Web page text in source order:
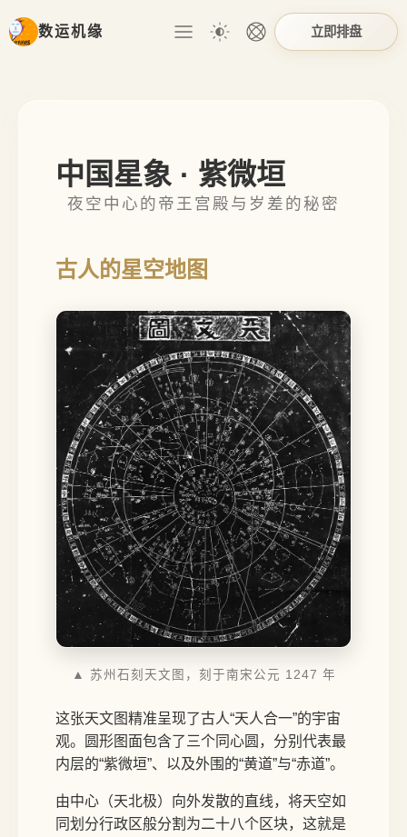
数运机缘 立即排盘
中国星象 · 紫微垣
夜空中心的帝王宫殿与岁差的秘密
古人的星空地图
▲ 苏州石刻天文图，刻于南宋公元 1247 年
这张天文图精准呈现了古人“天人合一”的宇宙
观。圆形图面包含了三个同心圆，分别代表最
内层的“紫微垣”、以及外围的“黄道”与“赤道”。
由中心（天北极）向外发散的直线，将天空如
同划分行政区般分割为二十八个区块，这就是